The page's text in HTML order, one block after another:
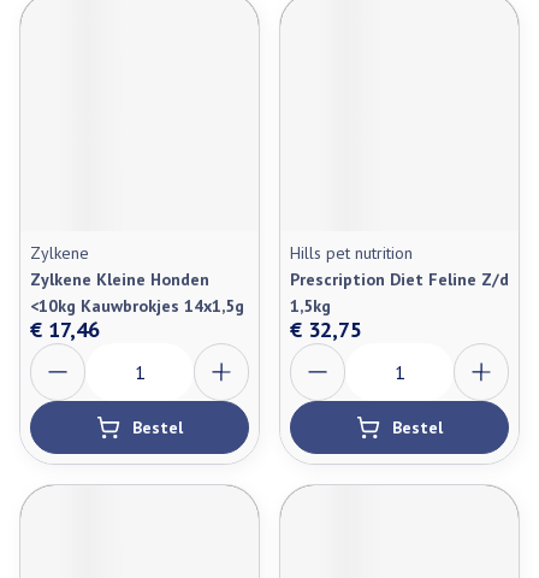
Zylkene
Zylkene Kleine Honden
<10kg Kauwbrokjes 14x1,5g
€ 17,46
Aantal
Bestel
Hills pet nutrition
Prescription Diet Feline Z/d
1,5kg
€ 32,75
Aantal
Bestel